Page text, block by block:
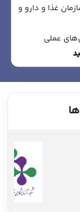
غذا و دارو و
عملی